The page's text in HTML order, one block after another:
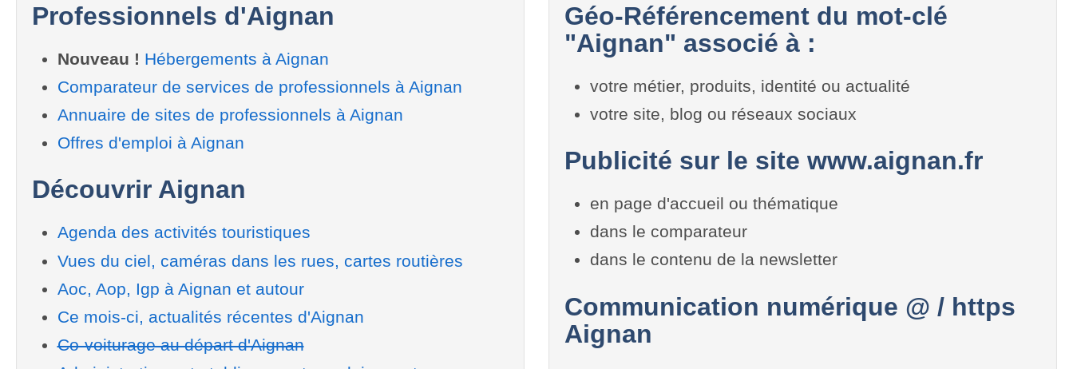
Professionnels d'Aignan
Nouveau ! Hébergements à Aignan
Comparateur de services de professionnels à Aignan
Annuaire de sites de professionnels à Aignan
Offres d'emploi à Aignan
Découvrir Aignan
Agenda des activités touristiques
Vues du ciel, caméras dans les rues, cartes routières
Aoc, Aop, Igp à Aignan et autour
Ce mois-ci, actualités récentes d'Aignan
Co-voiturage au départ d'Aignan
Géo-Référencement du mot-clé
"Aignan" associé à :
votre métier, produits, identité ou actualité
votre site, blog ou réseaux sociaux
Publicité sur le site www.aignan.fr
en page d'accueil ou thématique
dans le comparateur
dans le contenu de la newsletter
Communication numérique @ / https
Aignan